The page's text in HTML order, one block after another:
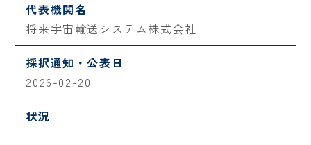
代表機関名
将来宇宙輸送システム株式会社
採択通知・公表日
2026-02-20
状況
-